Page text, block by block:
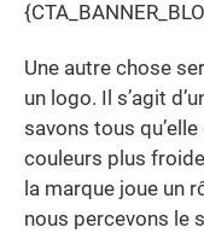
Une autre chose
un logo. Il s’agit
savons tous
couleurs plus
la marque joue un
nous percevons le